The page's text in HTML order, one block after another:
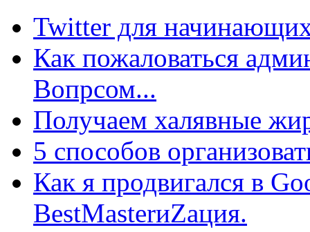
Twitter для
Как пожаловаться
Вопрсом...
Получаем халявные
5 способов
Как я продвигался в
BestMasterиZация.